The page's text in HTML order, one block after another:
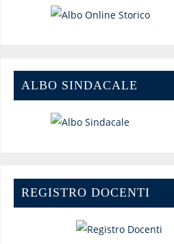
ALBO SINDACALE
REGISTRO DOCENTI